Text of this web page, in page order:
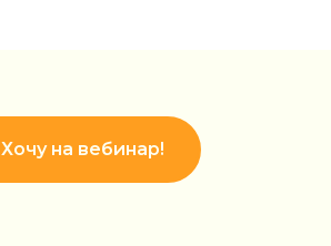
Хочу на вебинар!